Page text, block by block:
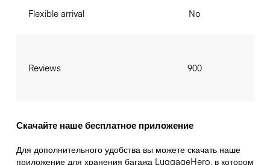
Flexible arrival
Reviews
No
900
Скачайте наше бесплатное приложение
Для дополнительного удобства вы можете скачать наше
приложение для хранения багажа LuggageHero, в котором